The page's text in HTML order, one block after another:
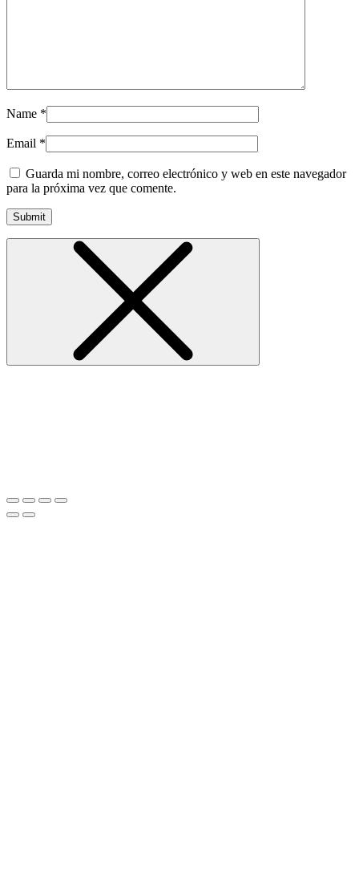
Name *
Email *
Guarda mi nombre, correo electrónico y web en este navegador
para la próxima vez que comente.